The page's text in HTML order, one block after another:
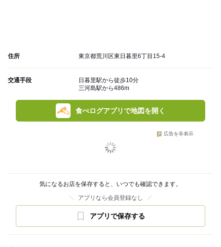
住所 東京都荒川区東日暮里6丁目15-4
交通手段
日暮里駅から徒歩10分
三河島駅から486m
食べログアプリで地図を開く
広告を非表示
気になるお店を保存すると、いつでも確認できます。
アプリなら会員登録なし
アプリで保存する